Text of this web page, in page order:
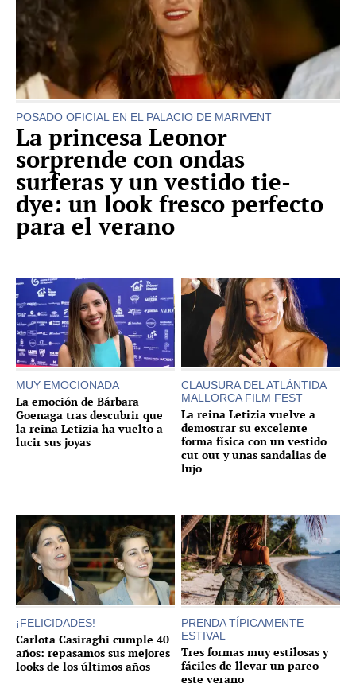
POSADO OFICIAL EN EL PALACIO DE MARIVENT
La princesa Leonor
sorprende con ondas
surferas y un vestido tie-
dye: un look fresco perfecto
para el verano
MUY EMOCIONADA
La emoción de Bárbara
Goenaga tras descubrir que
la reina Letizia ha vuelto a
lucir sus joyas
CLAUSURA DEL ATLÀNTIDA
MALLORCA FILM FEST
La reina Letizia vuelve a
demostrar su excelente
forma física con un vestido
cut out y unas sandalias de
lujo
¡FELICIDADES!
Carlota Casiraghi cumple 40
años: repasamos sus mejores
looks de los últimos años
PRENDA TÍPICAMENTE
ESTIVAL
Tres formas muy estilosas y
fáciles de llevar un pareo
este verano